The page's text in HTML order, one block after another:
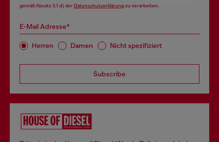
gemäß Absatz 3.1 d) derDatenschutzerklärungzu verarbeiten.
E-Mail Adresse*
Herren Damen Nicht spezifiziert
Subscribe